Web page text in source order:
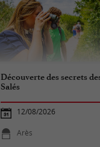
Découverte des secrets
Salés
12/08/2026
Arès